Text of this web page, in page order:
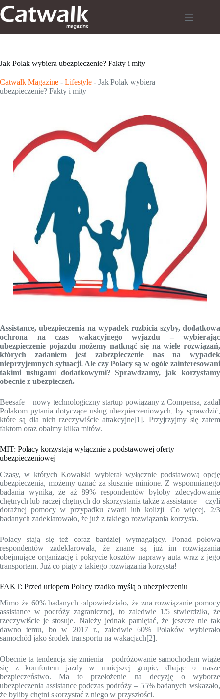
do
treści
Jak Polak wybiera ubezpieczenie? Fakty i mity
Catwalk Magazine - Lifestyle - Jak Polak wybiera
ubezpieczenie? Fakty i mity
Assistance, ubezpieczenia na wypadek rozbicia szyby, dodatkowa
ochrona na czas wakacyjnego wyjazdu – wybierając
ubezpieczenie pojazdu możemy natknąć się na wiele rozwiązań,
których zadaniem jest zabezpieczenie nas na wypadek
nieprzyjemnych sytuacji. Ale czy Polacy są w ogóle zainteresowani
takimi usługami dodatkowymi? Sprawdzamy, jak korzystamy
obecnie z ubezpieczeń.
Beesafe – nowy technologiczny startup powiązany z Compensa, zadał
Polakom pytania dotyczące usług ubezpieczeniowych, by sprawdzić,
które są dla nich rzeczywiście atrakcyjne[1]. Przyjrzyjmy się zatem
faktom oraz obalmy kilka mitów.
MIT: Polacy korzystają wyłącznie z podstawowej oferty
ubezpieczeniowej
Czasy, w których Kowalski wybierał wyłącznie podstawową opcję
ubezpieczenia, możemy uznać za słusznie minione. Z wspomnianego
badania wynika, że aż 89% respondentów byłoby zdecydowanie
chętnych lub raczej chętnych do skorzystania także z assistance – czyli
doraźnej pomocy w przypadku awarii lub kolizji. Co więcej, 2/3
badanych zadeklarowało, że już z takiego rozwiązania korzysta.
Polacy stają się też coraz bardziej wymagający. Ponad połowa
respondentów zadeklarowała, że znane są już im rozwiązania
obejmujące organizację i pokrycie kosztów naprawy auta wraz z jego
transportem. Już co piąty z takiego rozwiązania korzysta!
FAKT: Przed urlopem Polacy rzadko myślą o ubezpieczeniu
Mimo że 60% badanych odpowiedziało, że zna rozwiązanie pomocy
assistance w podróży zagranicznej, to zaledwie 1/5 stwierdziła, że
rzeczywiście je stosuje. Należy jednak pamiętać, że jeszcze nie tak
dawno temu, bo w 2017 r., zaledwie 60% Polaków wybierało
samochód jako środek transportu na wakacjach[2].
Obecnie ta tendencja się zmienia – podróżowanie samochodem wiąże
się z komfortem jazdy w mniejszej grupie, dbając o nasze
bezpieczeństwo. Ma to przełożenie na decyzję o wyborze
ubezpieczenia assistance podczas podróży – 55% badanych wskazało,
że byliby chętni skorzystać z niego w przyszłości.